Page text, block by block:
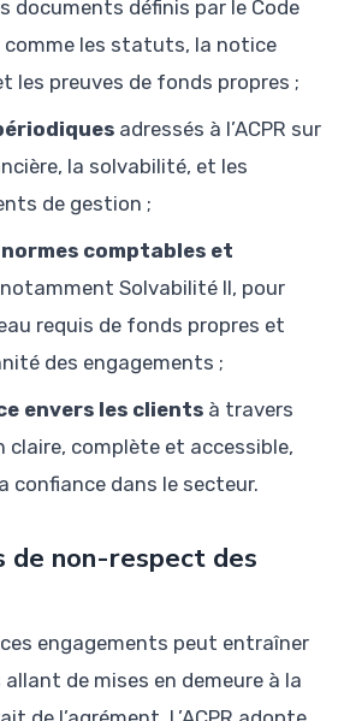
documents définis par le Code
comme les statuts, la notice
les preuves de fonds propres ;
adressés à l’ACPR sur
la solvabilité, et les
de gestion ;
comptables et
Solvabilité II, pour
requis de fonds propres et
des engagements ;
envers les clients à travers
complète et accessible,
confiance dans le secteur.
de non-respect des
engagements peut entraîner
de mises en demeure à la